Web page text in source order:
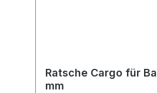
Ratsche Cargo für
mm